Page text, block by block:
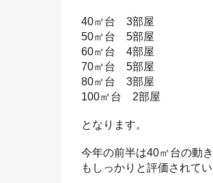
40㎡台 3部屋
50㎡台 5部屋
60㎡台 4部屋
70㎡台 5部屋
80㎡台 3部屋
100㎡台 2部屋
となります。
今年の前半は40㎡台の動
もしっかりと評価されて